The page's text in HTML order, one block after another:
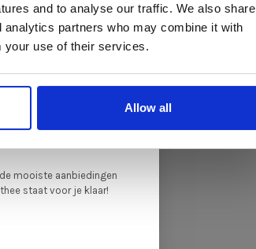
and to analyse our traffic. We also share
partners who may combine it with
your use of their services.
Allow all
van
showroommodellen
zijn nu extra voordelig
samen te stellen,
Snip Wonen+ mag
mooiste aanbiedingen
staat voor je klaar!